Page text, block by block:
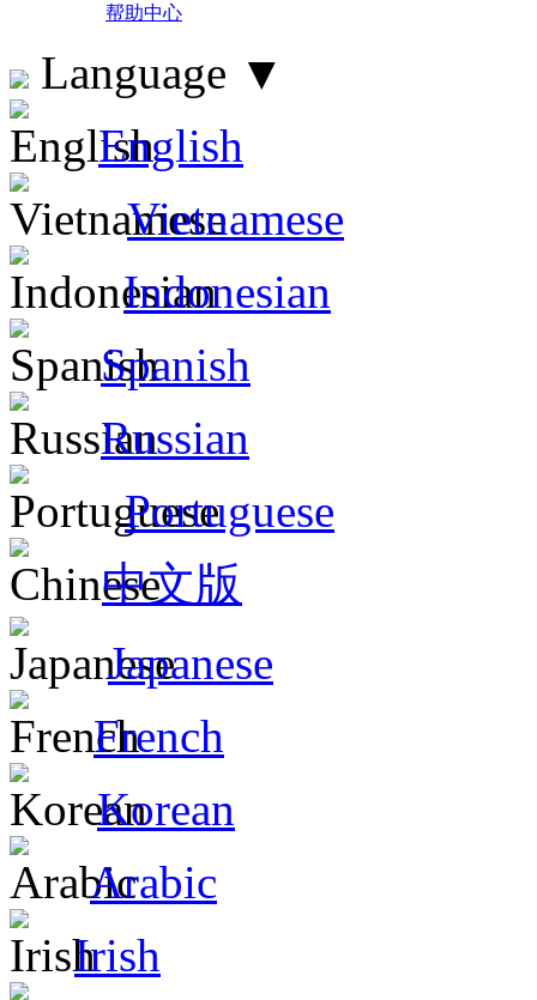
帮助中心
Language ▼
English
Vietnamese
Indonesian
Spanish
Russian
Portuguese
中文版
Japanese
French
Korean
Arabic
Irish